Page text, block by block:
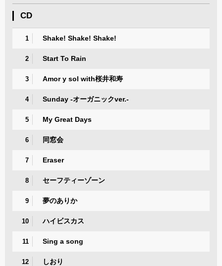
CD
1 Shake! Shake! Shake!
2 Start To Rain
3 Amor y sol with桜井和寿
4 Sunday -オーガニックver.-
5 My Great Days
6 同窓会
7 Eraser
8 セーフティーゾーン
9 夢のありか
10 ハイビスカス
11 Sing a song
12 しおり